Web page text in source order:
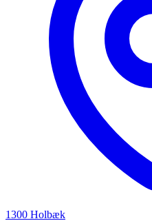
1300 Holbæk